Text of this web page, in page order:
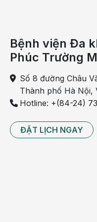
Tuyến vú kém
sinh nữ
Bệnh viện Đa
Phúc Trường
Số 8 đường Châu
Thành phố Hà Nội,
Hotline: +(84-24)
ĐẶT LỊCH NGAY